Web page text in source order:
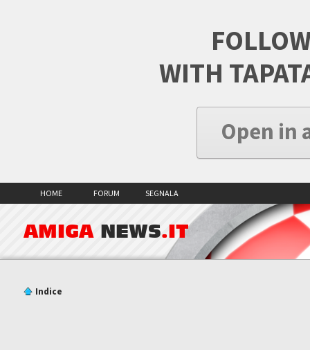
WITH
Open in
HOME FORUM SEGNALA
AMIGA NEWS.IT
Indice